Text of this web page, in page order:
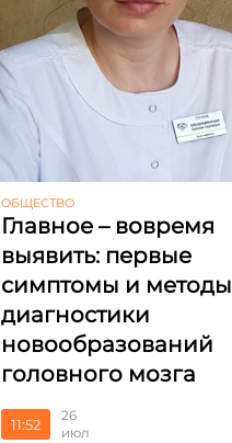
ОБЩЕСТВО
Главное – вовремя
выявить: первые
симптомы и методы
диагностики
новообразований
головного мозга
11:52
26
июл